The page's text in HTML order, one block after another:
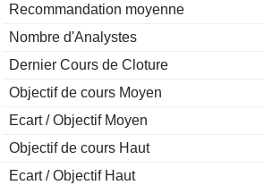
Recommandation moyenne
Nombre d'Analystes
Dernier Cours de Cloture
Objectif de cours Moyen
Ecart / Objectif Moyen
Objectif de cours Haut
Ecart / Objectif Haut